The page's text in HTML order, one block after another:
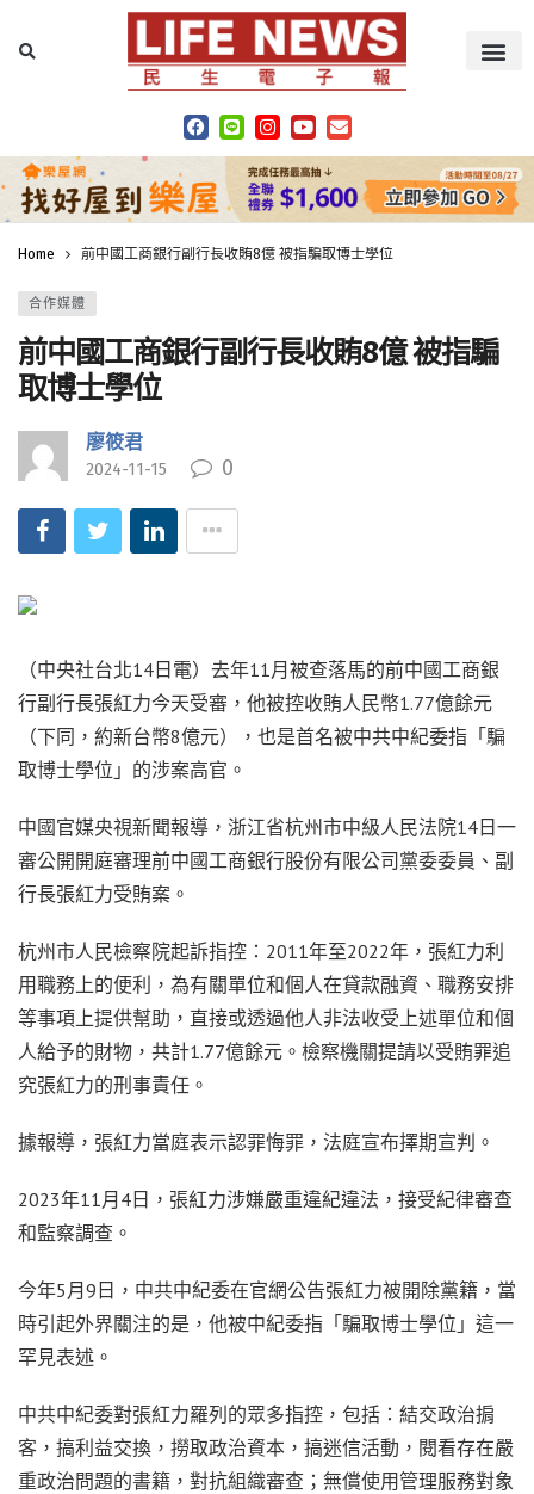
Home 前中國工商銀行副行長收賄8億 被指騙取博士學位
合作媒體
前中國工商銀行副行長收賄8億 被指騙
取博士學位
廖筱君
2024-11-15 0
（中央社台北14日電）去年11月被查落馬的前中國工商銀
行副行長張紅力今天受審，他被控收賄人民幣1.77億餘元
（下同，約新台幣8億元），也是首名被中共中紀委指「騙
取博士學位」的涉案高官。
中國官媒央視新聞報導，浙江省杭州市中級人民法院14日一
審公開開庭審理前中國工商銀行股份有限公司黨委委員、副
行長張紅力受賄案。
杭州市人民檢察院起訴指控：2011年至2022年，張紅力利
用職務上的便利，為有關單位和個人在貸款融資、職務安排
等事項上提供幫助，直接或透過他人非法收受上述單位和個
人給予的財物，共計1.77億餘元。檢察機關提請以受賄罪追
究張紅力的刑事責任。
據報導，張紅力當庭表示認罪悔罪，法庭宣布擇期宣判。
2023年11月4日，張紅力涉嫌嚴重違紀違法，接受紀律審查
和監察調查。
今年5月9日，中共中紀委在官網公告張紅力被開除黨籍，當
時引起外界關注的是，他被中紀委指「騙取博士學位」這一
罕見表述。
中共中紀委對張紅力羅列的眾多指控，包括：結交政治掮
客，搞利益交換，撈取政治資本，搞迷信活動，閱看存在嚴
重政治問題的書籍，對抗組織審查；無償使用管理服務對象